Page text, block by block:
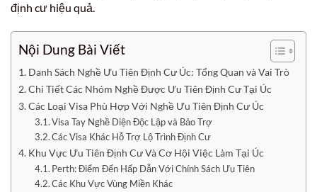
định cư hiệu quả.
Nội Dung Bài Viết
Danh Sách Nghề Ưu Tiên Định Cư Úc: Tổng Quan và Vai Trò
Chi Tiết Các Nhóm Nghề Được Ưu Tiên Định Cư Tại Úc
Các Loại Visa Phù Hợp Với Nghề Ưu Tiên Định Cư Úc
Visa Tay Nghề Diện Độc Lập và Bảo Trợ
Các Visa Khác Hỗ Trợ Lộ Trình Định Cư
Khu Vực Ưu Tiên Định Cư Và Cơ Hội Việc Làm Tại Úc
Perth: Điểm Đến Hấp Dẫn Với Chính Sách Ưu Tiên
Các Khu Vực Vùng Miền Khác